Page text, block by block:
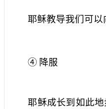
耶稣教导我们可以
④ 降服
耶稣成长到如此